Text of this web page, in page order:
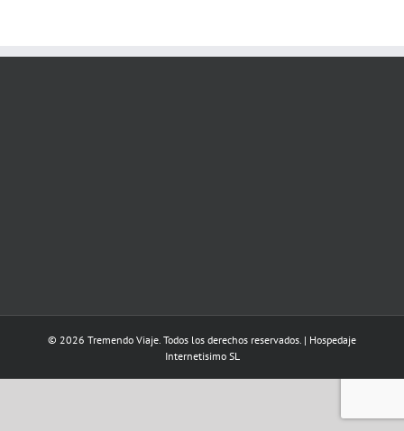
© 2026 Tremendo Viaje. Todos los derechos reservados. | Hospedaje
Internetisimo SL